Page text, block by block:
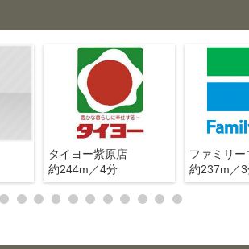
タイヨー紫原店
約244m／4分
約237m／